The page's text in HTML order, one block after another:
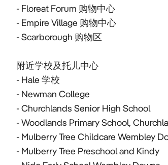
- Floreat Forum 购物中心
- Empire Village 购物中心
- Scarborough 购物区
附近学校及托儿中心
- Hale 学校
- Newman College
- Churchlands Senior High School
- Woodlands Primary School,
- Mulberry Tree Childcare Wembley
- Mulberry Tree Preschool and Kindy